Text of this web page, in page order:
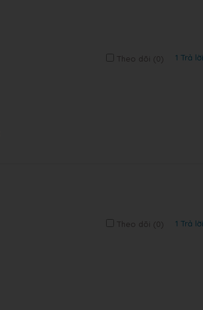
Theo dõi (0) 1 Trả lời
Theo dõi (0) 1 Trả lời